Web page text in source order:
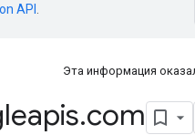
API
Эта информация
.com